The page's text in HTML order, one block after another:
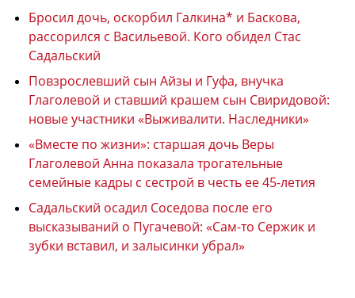
Бросил дочь, оскорбил Галкина* и Баскова,
рассорился с Васильевой. Кого обидел Стас
Садальский
Повзрослевший сын Айзы и Гуфа, внучка
Глаголевой и ставший крашем сын Свиридовой:
новые участники «Выживалити. Наследники»
«Вместе по жизни»: старшая дочь Веры
Глаголевой Анна показала трогательные
семейные кадры с сестрой в честь ее 45-летия
Садальский осадил Соседова после его
высказываний о Пугачевой: «Сам-то Сержик и
зубки вставил, и залысинки убрал»